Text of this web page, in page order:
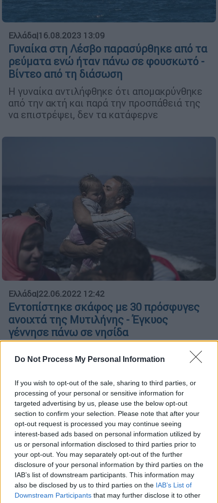
Do Not Process My Personal Information
If you wish to opt-out of the sale, sharing to third parties, or
processing of your personal or sensitive information for
targeted advertising by us, please use the below opt-out
section to confirm your selection. Please note that after your
opt-out request is processed you may continue seeing
interest-based ads based on personal information utilized by
us or personal information disclosed to third parties prior to
your opt-out. You may separately opt-out of the further
disclosure of your personal information by third parties on the
IAB’s list of downstream participants. This information may
also be disclosed by us to third parties on the IAB’s List of
Downstream Participants that may further disclose it to other
Ελλάδα|16.08.2023 13:09
Γυναίκα στη Λέσβο παρασύρθηκε από τα
ρεύματα ενώ ήταν πάνω σε φουσκωτό -
Βίντεο από τη διάσωση
Η γυναίκα αντιλήφθηκε ότι απομακρύνθηκε
από την ακτή και παρά την προσπάθειά της
να επιστρέψει, δεν τα κατάφερνε
Ελλάδα|22.06.2022 12:42
Εντοπίστηκε σκάφος με 30 πρόσφυγες
ανοιχτά της Μυτιλήνης - Έγκυος
γέννησε πάνω σε νησίδα
Στο σκάφος που εντοπίστηκε στη νησίδα
Μπαρπαλιάς ανατολικά του νησιού,